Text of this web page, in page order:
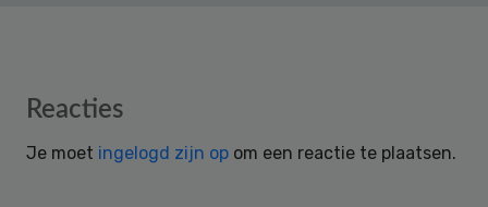
Reader
Reacties
Je moet ingelogd zijn op om een reactie te plaatsen.